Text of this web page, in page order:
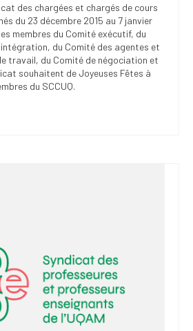
des chargées et chargés de cours
du 23 décembre 2015 au 7 janvier
membres du Comité exécutif, du
du Comité des agentes et
travail, du Comité de négociation et
souhaitent de Joyeuses Fêtes à
du SCCUQ.